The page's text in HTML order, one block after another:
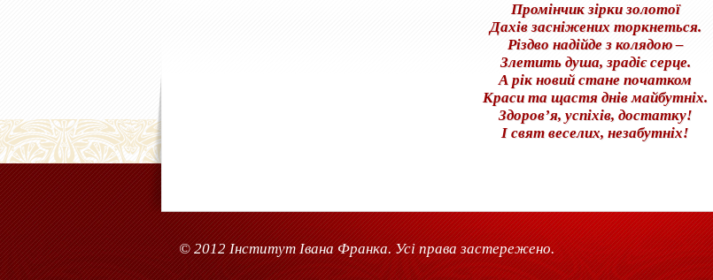
Промінчик зірки золотої
Дахів засніжених торкнеться.
Різдво надійде з колядою –
Злетить душа, зрадіє серце.
А рік новий стане початком
Краси та щастя днів майбутніх.
Здоров’я, успіхів, достатку!
І свят веселих, незабутніх!
© 2012 Інститут Івана Франка. Усі права застережено.